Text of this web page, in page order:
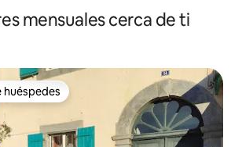
mensuales cerca de ti
preferido
huéspedes